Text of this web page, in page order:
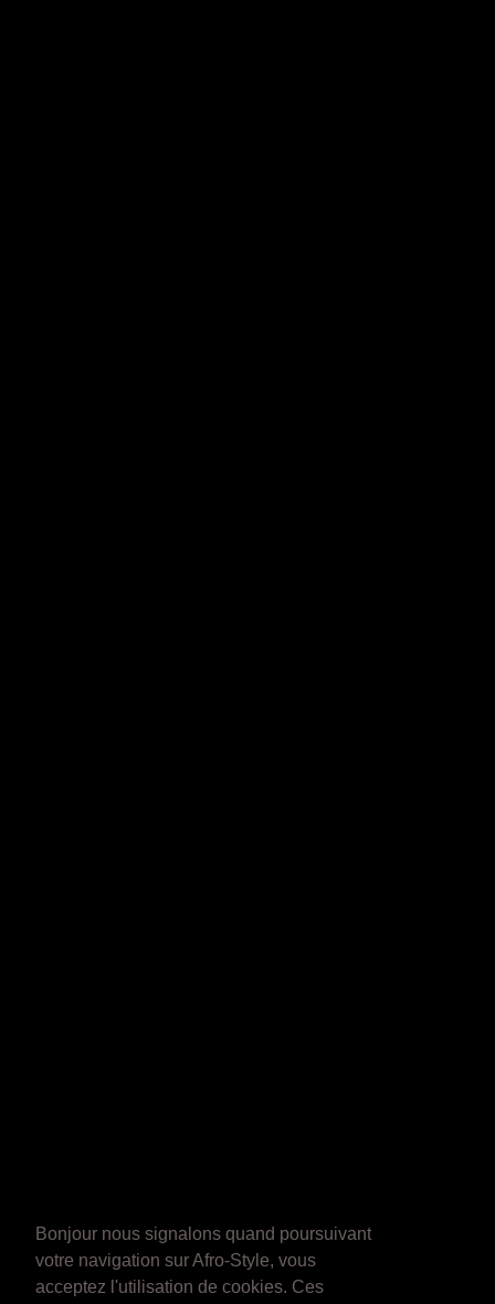
Bonjour nous signalons quand poursuivant
votre navigation sur Afro-Style, vous
acceptez l'utilisation de cookies. Ces